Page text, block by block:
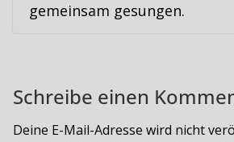
gemeinsam gesungen.
Schreibe einen
Deine E-Mail-Adresse wird nicht